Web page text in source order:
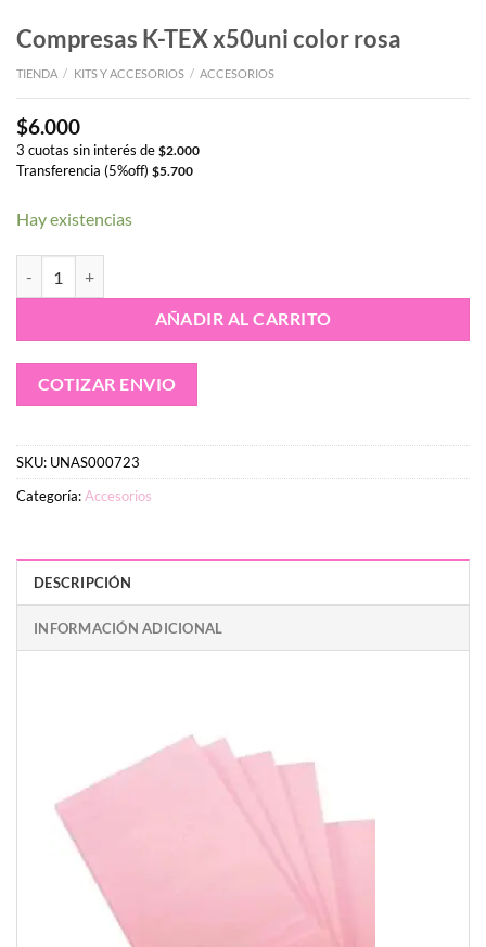
Compresas K-TEX x50uni color rosa
TIENDA / KITS Y ACCESORIOS / ACCESORIOS
$6.000
3 cuotas sin interés de $2.000
Transferencia (5%off) $5.700
Hay existencias
AÑADIR AL CARRITO
COTIZAR ENVIO
SKU: UNAS000723
Categoría:Accesorios
DESCRIPCIÓN
INFORMACIÓN ADICIONAL